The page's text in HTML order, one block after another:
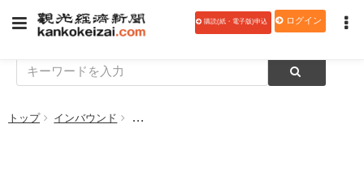
購読(紙・電子版)申込 ログイン
トップ インバウンド 【データ】2026年度47都道府県観光予算アンケ